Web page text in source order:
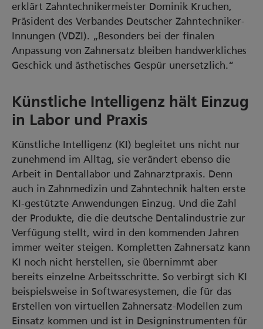
erklärt Zahntechnikermeister Dominik Kruchen,
Präsident des Verbandes Deutscher Zahntechniker-
Innungen (VDZI). „Besonders bei der finalen
Anpassung von Zahnersatz bleiben handwerkliches
Geschick und ästhetisches Gespür unersetzlich.“
Künstliche Intelligenz hält Einzug
in Labor und Praxis
Künstliche Intelligenz (KI) begleitet uns nicht nur
zunehmend im Alltag, sie verändert ebenso die
Arbeit in Dentallabor und Zahnarztpraxis. Denn
auch in Zahnmedizin und Zahntechnik halten erste
KI-gestützte Anwendungen Einzug. Und die Zahl
der Produkte, die die deutsche Dentalindustrie zur
Verfügung stellt, wird in den kommenden Jahren
immer weiter steigen. Kompletten Zahnersatz kann
KI noch nicht herstellen, sie übernimmt aber
bereits einzelne Arbeitsschritte. So verbirgt sich KI
beispielsweise in Softwaresystemen, die für das
Erstellen von virtuellen Zahnersatz-Modellen zum
Einsatz kommen und ist in Designinstrumenten für